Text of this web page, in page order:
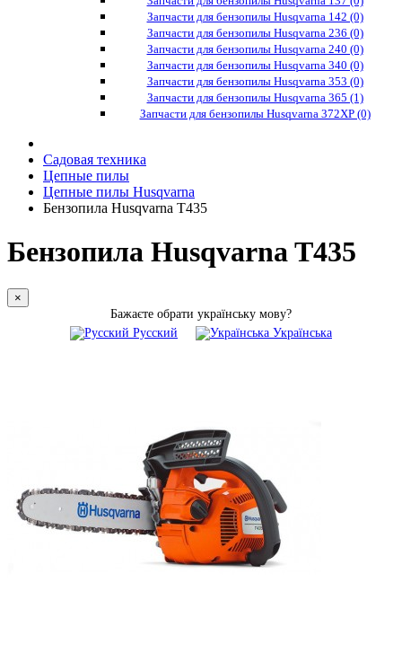
Запчасти для бензопилы Husqvarna 142 (0)
Запчасти для бензопилы Husqvarna 236 (0)
Запчасти для бензопилы Husqvarna 240 (0)
Запчасти для бензопилы Husqvarna 340 (0)
Запчасти для бензопилы Husqvarna 353 (0)
Запчасти для бензопилы Husqvarna 365 (1)
Запчасти для бензопилы Husqvarna 372XP (0)
Садовая техника
Цепные пилы
Цепные пилы Husqvarna
Бензопила Husqvarna T435
Бензопила Husqvarna T435
×
Бажаєте обрати українську мову?
Русский
Українська